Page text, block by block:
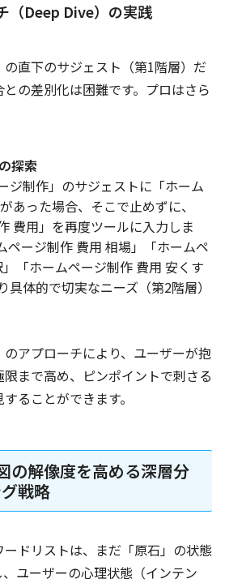
（Deep Dive）の実践
の直下のサジェスト（第1階層）だ
の差別化は困難です。プロはさら
探索
ジ制作」のサジェストに「ホーム
あった場合、そこで止めずに、
費用」を再度ツールに入力しま
ページ制作 費用 相場」「ホームペ
「ホームページ制作 費用 安くす
具体的で切実なニーズ（第2階層）
アプローチにより、ユーザーが抱
まで高め、ピンポイントで刺さる
ることができます。
の解像度を高める深層分
戦略
ドリストは、まだ「原石」の状態
ユーザーの心理状態（インテン